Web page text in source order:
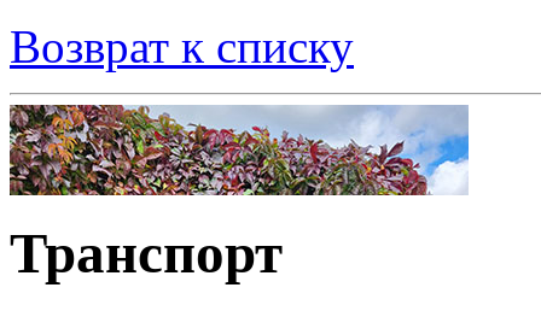
Возврат к списку
Транспорт